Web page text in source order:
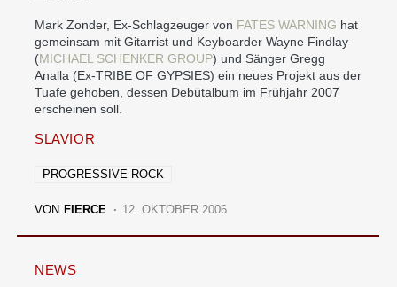
Mark Zonder, Ex-Schlagzeuger von FATES WARNING hat
gemeinsam mit Gitarrist und Keyboarder Wayne Findlay
(MICHAEL SCHENKER GROUP) und Sänger Gregg
Analla (Ex-TRIBE OF GYPSIES) ein neues Projekt aus der
Tuafe gehoben, dessen Debütalbum im Frühjahr 2007
erscheinen soll.
SLAVIOR
PROGRESSIVE ROCK
VON FIERCE 12. OKTOBER 2006
NEWS